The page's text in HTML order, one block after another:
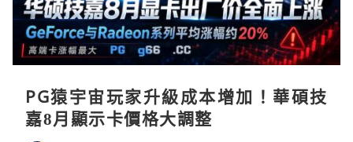
PG猿宇宙玩家升級成本增加！華碩技
嘉8月顯示卡價格大調整